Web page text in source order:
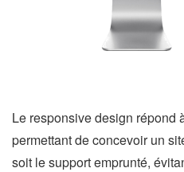
Le responsive design répond
permettant de concevoir un
soit le support emprunté,